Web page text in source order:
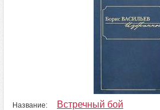
Название: Встречный бой